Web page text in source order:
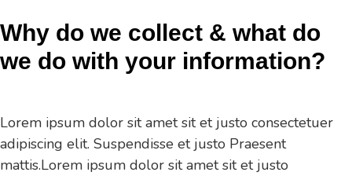
Why do we collect & what do
we do with your information?
Lorem ipsum dolor sit amet sit et justo consectetuer
adipiscing elit. Suspendisse et justo Praesent
mattis.Lorem ipsum dolor sit amet sit et justo